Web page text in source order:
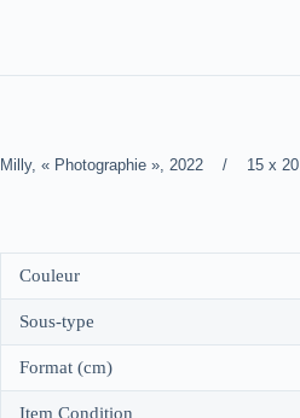
Milly, « Photographie », 2022 / 15 x 20
Couleur
Sous-type
Format (cm)
Item Condition